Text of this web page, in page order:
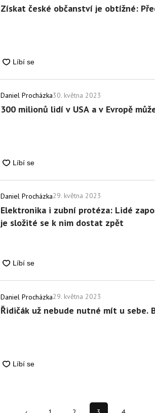
Získat české občanství je obtížné:
Daniel Procházka30. května 2023
300 milionů lidí v USA a v Evropě
Daniel Procházka29. května 2023
Elektronika i zubní protéza: Lidé
je složité se k nim dostat zpět
Daniel Procházka29. května 2023
Řidičák už nebude nutné mít u sebe.